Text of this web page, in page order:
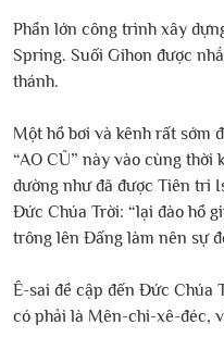
Phần lớn công trình xây
Spring. Suối Gihon được
thánh.
Một hồ bơi và kênh rất sớm
“AO CŨ” này vào cùng
dường như đã được Tiên tri
Đức Chúa Trời: “lại đào hồ
trông lên Đấng làm nên sự
Ê-sai đề cập đến Đức Chúa
có phải là Mên-chi-xê-đéc,